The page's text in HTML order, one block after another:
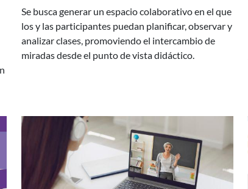
analizar clases, promoviendo el intercambio de
miradas desde el punto de vista didáctico.